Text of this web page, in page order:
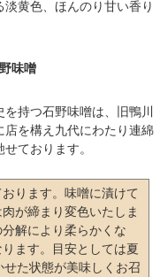
黄色、ほんのり甘い香り
味噌
持つ石野味噌は、旧鴨川
を構え九代にわたり連綿
ております。
ります。味噌に漬けて
が締まり変色いたしま
解により柔らかくな
ます。目安としては夏
た状態が美味しくお召